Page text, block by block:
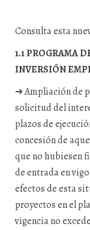
Consulta esta
1.1 PROGRAMA
INVERSIÓN
➔ Ampliación de
solicitud del
plazos de
concesión de
que no hubiesen
de entrada en
efectos de esta
proyectos en el
vigencia no